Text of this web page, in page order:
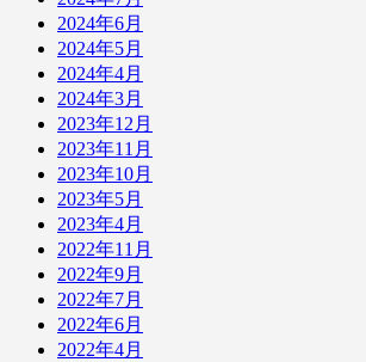
2024年6月
2024年5月
2024年4月
2024年3月
2023年12月
2023年11月
2023年10月
2023年5月
2023年4月
2022年11月
2022年9月
2022年7月
2022年6月
2022年4月